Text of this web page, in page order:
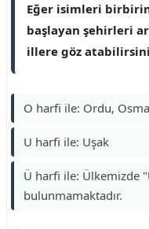
Eğer isimleri
başlayan şehirleri
illere göz
O harfi ile: Ordu,
U harfi ile: Uşak
Ü harfi ile: Ülkemizde
bulunmamaktadır.